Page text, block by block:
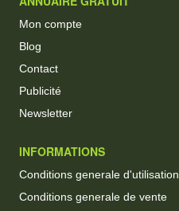
Mon compte
Blog
Contact
Publicité
Newsletter
INFORMATIONS
Conditions generale d'utilisation
Conditions generale de vente